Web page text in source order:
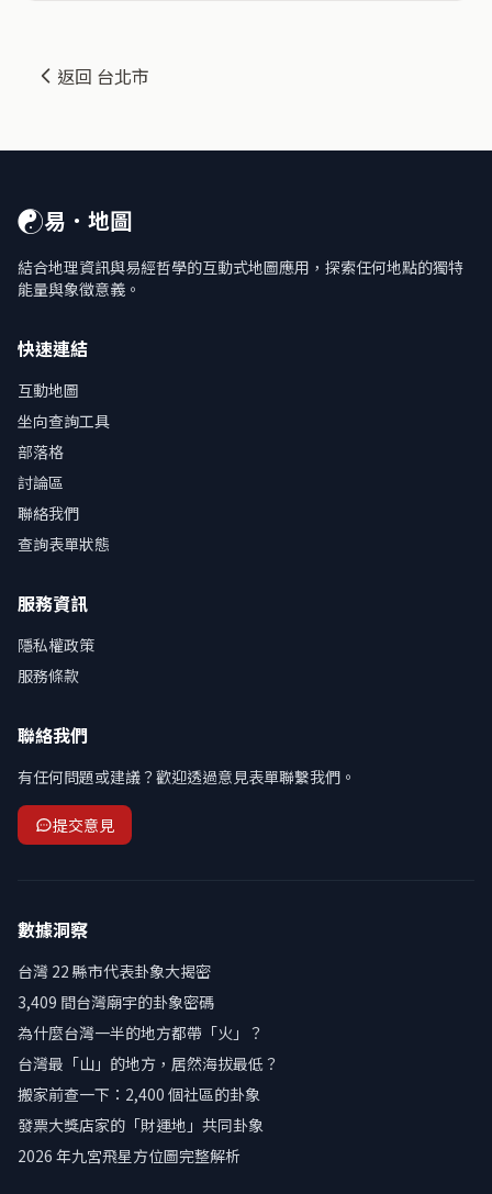
返回 台北市
☯易．地圖
結合地理資訊與易經哲學的互動式地圖應用，探索任何地點的獨特
能量與象徵意義。
快速連結
互動地圖
坐向查詢工具
部落格
討論區
聯絡我們
查詢表單狀態
服務資訊
隱私權政策
服務條款
聯絡我們
有任何問題或建議？歡迎透過意見表單聯繫我們。
提交意見
數據洞察
台灣 22 縣市代表卦象大揭密
3,409 間台灣廟宇的卦象密碼
為什麼台灣一半的地方都帶「火」？
台灣最「山」的地方，居然海拔最低？
搬家前查一下：2,400 個社區的卦象
發票大獎店家的「財運地」共同卦象
2026 年九宮飛星方位圖完整解析